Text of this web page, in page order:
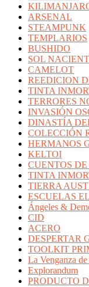
ARSENAL
STEAMPUNK
TEMPLARIOS
BUSHIDO
SOL
CAMELOT
REEDICION
TINTA
TERRORES
INVASIÓN
DINASTÍA
COLECCIÓN
HERMANOS
KELTOI
CUENTOS
TINTA
TIERRA
ESCUELAS
Ángeles &
CID
ACERO
DESPERTAR
TOOLKIT
La Venganza
Explorandum
PRODUCTO